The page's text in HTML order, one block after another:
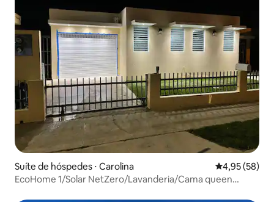
Suíte de hóspedes ⋅ Carolina 4,95 de uma
4,95 (58)
EcoHome 1/Solar NetZero/Lavanderia/Cama queen